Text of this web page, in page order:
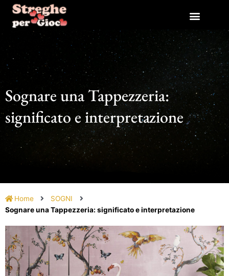
contenuto
Sognare una Tappezzeria:
significato e interpretazione
Home
SOGNI
Sognare una Tappezzeria: significato e interpretazione